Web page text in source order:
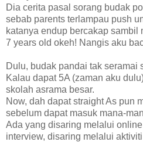
Dia cerita pasal sorang budak
sebab parents terlampau push
katanya endup bercakap sambil
7 years old okeh! Nangis aku
Dulu, budak pandai tak seramai
Kalau dapat 5A (zaman aku
skolah asrama besar.
Now, dah dapat straight As pun
sebelum dapat masuk mana-
Ada yang disaring melalui
interview, disaring melalui